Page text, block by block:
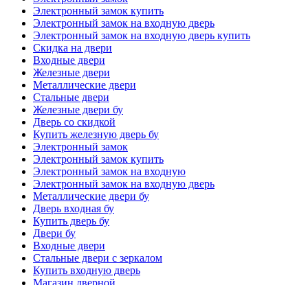
Электронный замок купить
Электронный замок на входную дверь
Электронный замок на входную дверь купить
Скидка на двери
Входные двери
Железные двери
Металлические двери
Стальные двери
Железные двери бу
Дверь со скидкой
Купить железную дверь бу
Электронный замок
Электронный замок купить
Электронный замок на входную
Электронный замок на входную дверь
Металлические двери бу
Дверь входная бу
Купить дверь бу
Двери бу
Входные двери
Стальные двери с зеркалом
Купить входную дверь
Магазин дверной